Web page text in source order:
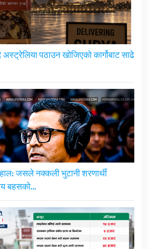
पठाउन खोजिएको कार्गोबाट साढे
जसले नक्कली भुटानी शरणार्थी
बहसको…